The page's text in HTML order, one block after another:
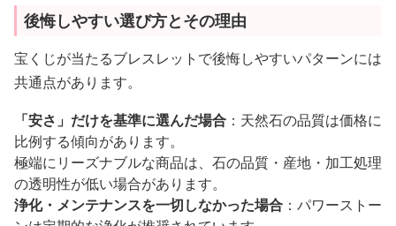
後悔しやすい選び方とその理由
宝くじが当たるブレスレットで後悔しやすいパターンには
共通点があります。
「安さ」だけを基準に選んだ場合 ：天然石の品質は価格に
比例する傾向があります。
極端にリーズナブルな商品は、石の品質・産地・加工処理
の透明性が低い場合があります。
浄化・メンテナンスを一切しなかった場合 ：パワーストー